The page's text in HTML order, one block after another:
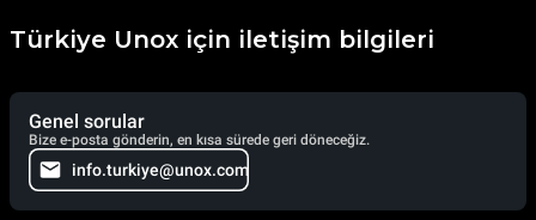
Türkiye Unox için iletişim bilgileri
Genel sorular
Bize e-posta gönderin, en kısa sürede geri döneceğiz.
info.turkiye@unox.com